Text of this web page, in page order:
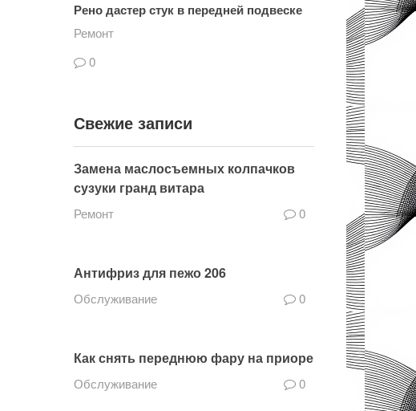
Рено дастер стук в передней подвеске
Ремонт
0
Свежие записи
Замена маслосъемных колпачков
сузуки гранд витара
Ремонт 0
Антифриз для пежо 206
Обслуживание 0
Как снять переднюю фару на приоре
Обслуживание 0